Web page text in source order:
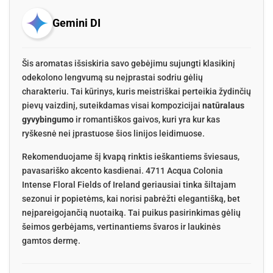
Gemini DI
Šis aromatas išsiskiria savo gebėjimu sujungti klasikinį
odekolono lengvumą su neįprastai sodriu gėlių
charakteriu. Tai kūrinys, kuris meistriškai perteikia žydinčių
pievų vaizdinį, suteikdamas visai kompozicijai natūralaus
gyvybingumo ir romantiškos gaivos, kuri yra kur kas
ryškesnė nei įprastuose šios linijos leidimuose.
Rekomenduojame šį kvapą rinktis ieškantiems šviesaus,
pavasariško akcento kasdienai. 4711 Acqua Colonia
Intense Floral Fields of Ireland geriausiai tinka šiltajam
sezonui ir popietėms, kai norisi pabrėžti elegantišką, bet
neįpareigojančią nuotaiką. Tai puikus pasirinkimas gėlių
šeimos gerbėjams, vertinantiems švaros ir laukinės
gamtos dermę.